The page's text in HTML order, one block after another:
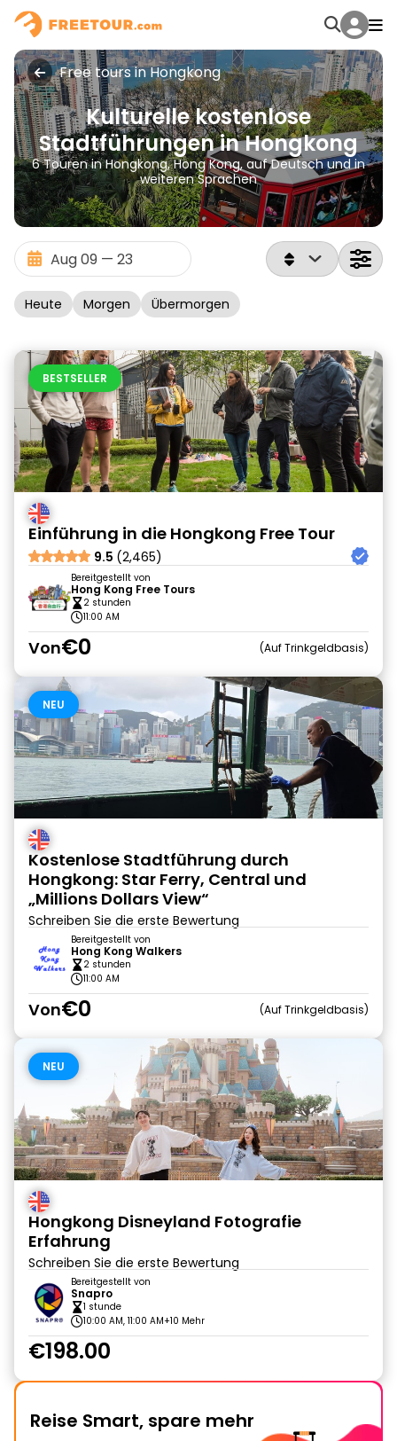
Free tours in Hongkong
Kulturelle kostenlose
Stadtführungen in Hongkong
6 Touren in Hongkong, Hong Kong, auf Deutsch und in
weiteren Sprachen
Heute Morgen Übermorgen
BESTSELLER
Einführung in die Hongkong Free Tour
9.5 (2,465)
Bereitgestellt von
Hong Kong Free Tours
2 stunden
11:00 AM
Von€0 Auf Trinkgeldbasis
NEU
Kostenlose Stadtführung durch
Hongkong: Star Ferry, Central und
„Millions Dollars View“
Schreiben Sie die erste Bewertung
Bereitgestellt von
Hong Kong Walkers
2 stunden
11:00 AM
Von€0 Auf Trinkgeldbasis
NEU
Hongkong Disneyland Fotografie
Erfahrung
Schreiben Sie die erste Bewertung
Bereitgestellt von
Snapro
1 stunde
10:00 AM, 11:00 AM+10 Mehr
€198.00
Reise Smart, spare mehr